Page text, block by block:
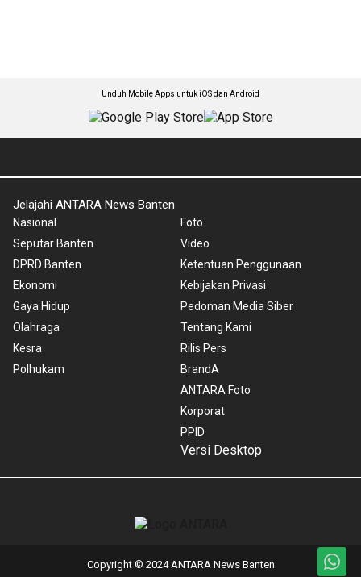
Unduh Mobile Apps untuk iOS dan Android
Jelajahi ANTARA News Banten
Nasional
Seputar Banten
DPRD Banten
Ekonomi
Gaya Hidup
Olahraga
Kesra
Polhukam
Foto
Video
Ketentuan Penggunaan
Kebijakan Privasi
Pedoman Media Siber
Tentang Kami
Rilis Pers
BrandA
ANTARA Foto
Korporat
PPID
Versi Desktop
Copyright © 2024 ANTARA News Banten